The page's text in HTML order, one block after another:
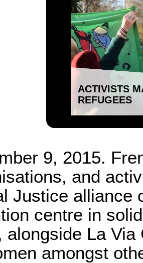
ACTIVISTS
REFUGEES
9, 2015.
and
Justice alliance
centre in
alongside La
amongst